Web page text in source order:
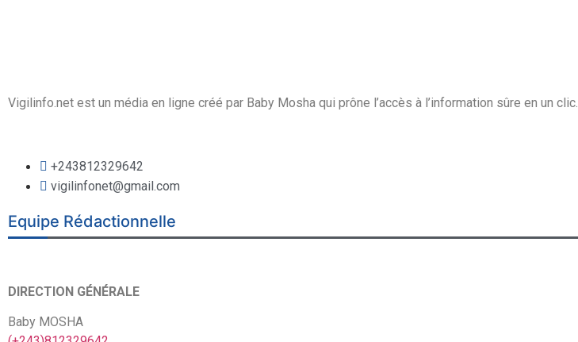
Vigilinfo.net est un média en ligne créé par Baby Mosha qui prône l’accès à l’information sûre en un clic.
+243812329642
vigilinfonet@gmail.com
Equipe Rédactionnelle
DIRECTION GÉNÉRALE
Baby MOSHA